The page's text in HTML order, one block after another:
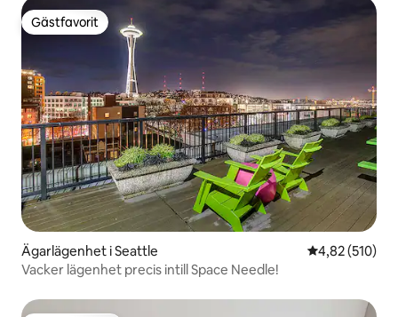
Gästfavorit
Gästfavorit
Ägarlägenhet i Seattle 4,82 av 5 i
4,82 (510)
Vacker lägenhet precis intill Space Needle!